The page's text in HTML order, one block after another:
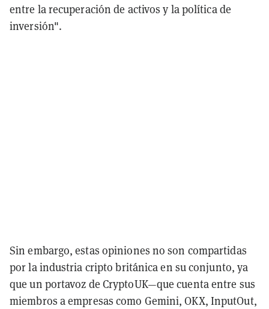
entre la recuperación de activos y la política de
inversión".
Sin embargo, estas opiniones no son compartidas
por la industria cripto británica en su conjunto, ya
que un portavoz de CryptoUK—que cuenta entre sus
miembros a empresas como Gemini, OKX, InputOut,